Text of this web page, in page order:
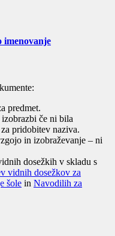
imenovanje
predmet.
če ni bila
pridobitev naziva.
in izobraževanje – ni
dosežkih v skladu s
vidnih dosežkov za
šole in Navodilih za